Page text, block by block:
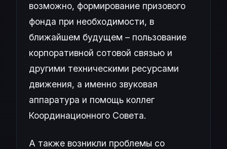
возможно, формирование призового
фонда при необходимости, в
ближайшем будущем – пользование
корпоративной сотовой связью и
другими техническими ресурсами
движения, а именно звуковая
аппаратура и помощь коллег
Координационного Совета.
А также возникли проблемы со